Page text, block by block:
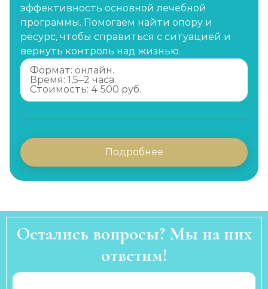
эффективность основной лечебной
программы. Помогаем найти опору и
ресурс, чтобы справиться с ситуацией и
вернуть контроль над жизнью.
Формат: онлайн.
Время: 1,5–2 часа.
Стоимость: 4 500 руб.
Подробнее
Остались вопросы? Мы на них
ответим!